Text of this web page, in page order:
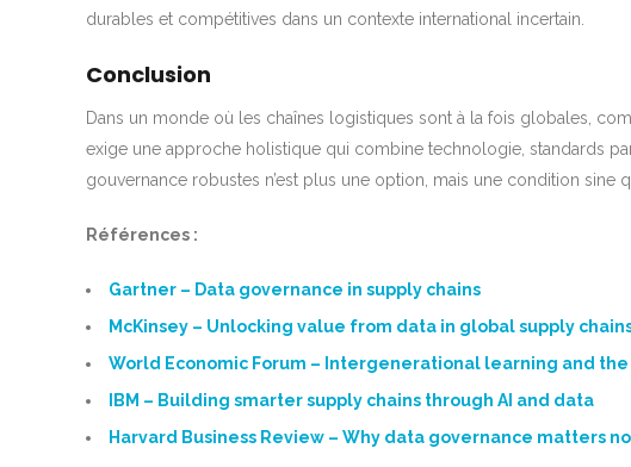
durables et compétitives dans un contexte international incertain.
Conclusion
Dans un monde où les chaînes logistiques sont à la fois globales,
exige une approche holistique qui combine technologie, standards
gouvernance robustes n’est plus une option, mais une condition sine
Références :
Gartner – Data governance in supply chains
McKinsey – Unlocking value from data in global supply
World Economic Forum – Intergenerational learning and
IBM – Building smarter supply chains through AI and data
Harvard Business Review – Why data governance matters